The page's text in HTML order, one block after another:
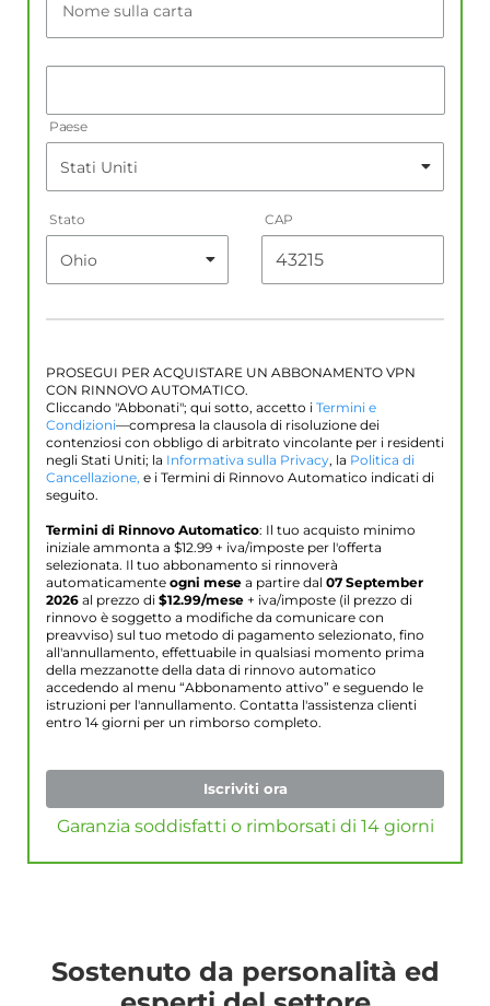
Nome sulla carta
Paese
Stato CAP
PROSEGUI PER ACQUISTARE UN ABBONAMENTO VPN
CON RINNOVO AUTOMATICO.
Cliccando "Abbonati"; qui sotto, accetto i Termini e
Condizioni—compresa la clausola di risoluzione dei
contenziosi con obbligo di arbitrato vincolante per i residenti
negli Stati Uniti; la Informativa sulla Privacy, la Politica di
Cancellazione, e i Termini di Rinnovo Automatico indicati di
seguito.
Termini di Rinnovo Automatico: Il tuo acquisto minimo
iniziale ammonta a $12.99 + iva/imposte per l'offerta
selezionata. Il tuo abbonamento si rinnoverà
automaticamente ogni mese a partire dal 07 September
2026 al prezzo di $12.99/mese + iva/imposte (il prezzo di
rinnovo è soggetto a modifiche da comunicare con
preavviso) sul tuo metodo di pagamento selezionato, fino
all'annullamento, effettuabile in qualsiasi momento prima
della mezzanotte della data di rinnovo automatico
accedendo al menu “Abbonamento attivo” e seguendo le
istruzioni per l'annullamento. Contatta l'assistenza clienti
entro 14 giorni per un rimborso completo.
Iscriviti ora
Garanzia soddisfatti o rimborsati di 14 giorni
Sostenuto da personalità ed